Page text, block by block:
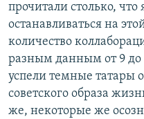
прочитали столько, что
останавливаться на
количество
разным данным от 9 до
успели темные татары
советского образа
же, некоторые же